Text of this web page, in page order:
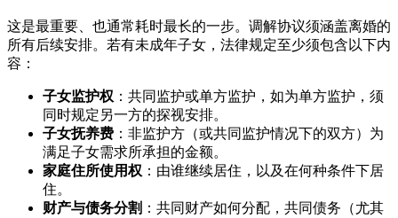
这是最重要、也通常耗时最长的一步。调解协议须涵盖离婚的
所有后续安排。若有未成年子女，法律规定至少须包含以下内
容：
子女监护权 ：共同监护或单方监护，如为单方监护，须
同时规定另一方的探视安排。
子女抚养费 ：非监护方（或共同监护情况下的双方）为
满足子女需求所承担的金额。
家庭住所使用权 ：由谁继续居住，以及在何种条件下居
住。
财产与债务分割 ：共同财产如何分配，共同债务（尤其